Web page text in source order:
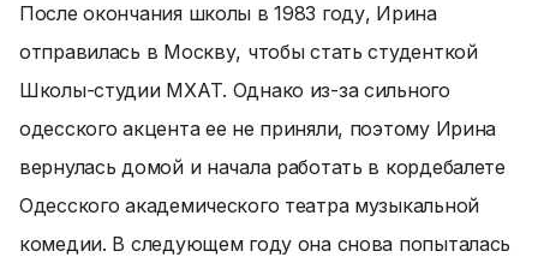
После окончания школы в 1983 году, Ирина
отправилась в Москву, чтобы стать студенткой
Школы-студии МХАТ. Однако из-за сильного
одесского акцента ее не приняли, поэтому Ирина
вернулась домой и начала работать в кордебалете
Одесского академического театра музыкальной
комедии. В следующем году она снова попыталась